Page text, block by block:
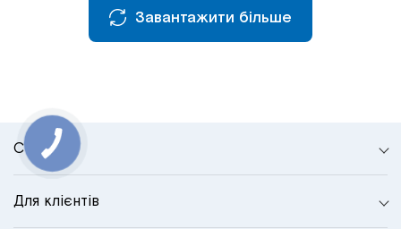
Завантажити більше
Сторінки
Для клієнтів